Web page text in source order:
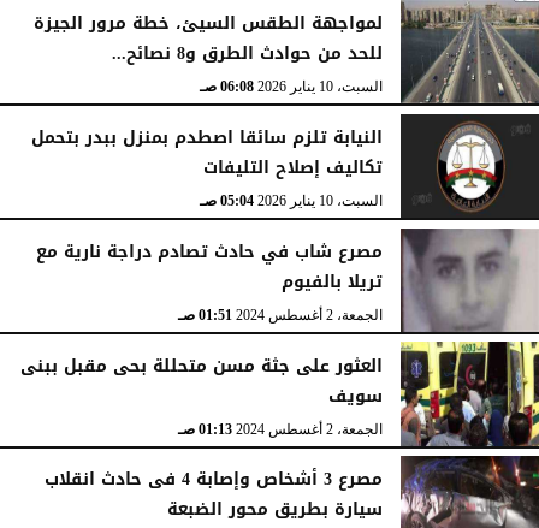
لمواجهة الطقس السيئ، خطة مرور الجيزة
للحد من حوادث الطرق و8 نصائح...
السبت، 10 يناير 2026 06:08 صـ
النيابة تلزم سائقا اصطدم بمنزل ببدر بتحمل
تكاليف إصلاح التليفات
السبت، 10 يناير 2026 05:04 صـ
مصرع شاب في حادث تصادم دراجة نارية مع
تريلا بالفيوم
الجمعة، 2 أغسطس 2024 01:51 صـ
العثور على جثة مسن متحللة بحى مقبل ببنى
سويف
الجمعة، 2 أغسطس 2024 01:13 صـ
مصرع 3 أشخاص وإصابة 4 فى حادث انقلاب
سيارة بطريق محور الضبعة